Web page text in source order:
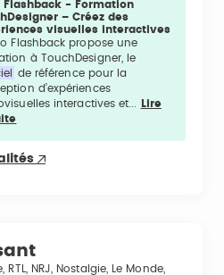
Flashback - Formation
– Créez des
visuelles interactives
Flashback propose une
à TouchDesigner, le
de référence pour la
d’expériences
interactives et...
Lire
RTL, NRJ, Nostalgie, Le Monde,